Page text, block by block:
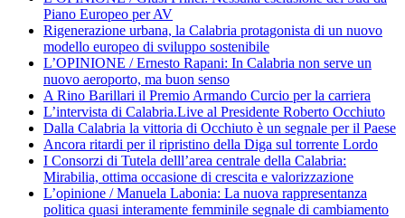
Piano Europeo per AV
Rigenerazione urbana, la Calabria protagonista di un nuovo
modello europeo di sviluppo sostenibile
L’OPINIONE / Ernesto Rapani: In Calabria non serve un
nuovo aeroporto, ma buon senso
A Rino Barillari il Premio Armando Curcio per la carriera
L’intervista di Calabria.Live al Presidente Roberto Occhiuto
Dalla Calabria la vittoria di Occhiuto è un segnale per il Paese
Ancora ritardi per il ripristino della Diga sul torrente Lordo
I Consorzi di Tutela delll’area centrale della Calabria:
Mirabilia, ottima occasione di crescita e valorizzazione
L’opinione / Manuela Labonia: La nuova rappresentanza
politica quasi interamente femminile segnale di cambiamento